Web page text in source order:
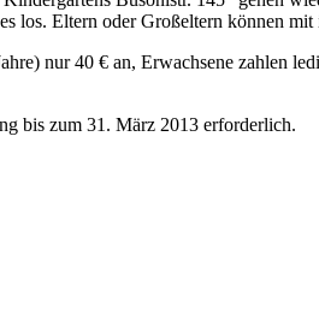
los. Eltern oder Großeltern können
nur 40 € an, Erwachsene zahlen
bis zum 31. März 2013 erforderlich.